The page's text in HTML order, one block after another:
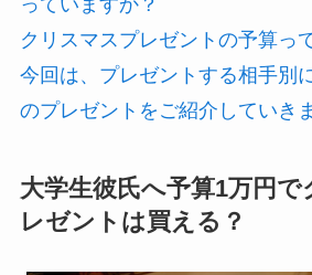
クリスマスプレゼントの予算っ
今回は、プレゼントする相手別
のプレゼントをご紹介していきま
大学生彼氏へ予算1万円
レゼントは買える？